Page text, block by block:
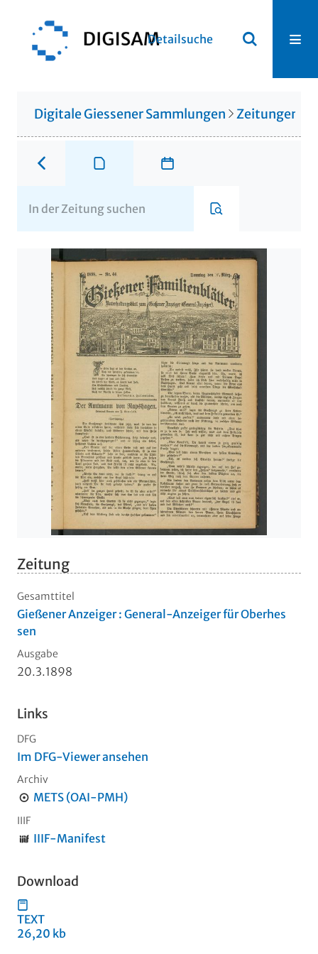
Detailsuche
Digitale Giessener Sammlungen Zeitungen
Zeitung
Gesamttitel
Gießener Anzeiger : General-Anzeiger für Oberhes
sen
Ausgabe
20.3.1898
Links
DFG
Im DFG-Viewer ansehen
Archiv
METS (OAI-PMH)
IIIF
IIIF-Manifest
Download
TEXT
26,20 kb